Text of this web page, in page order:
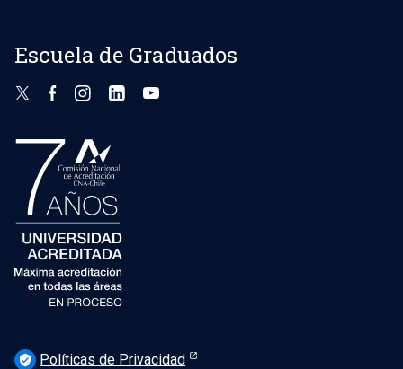
Escuela de Graduados
verified_user Políticas de Privacidad